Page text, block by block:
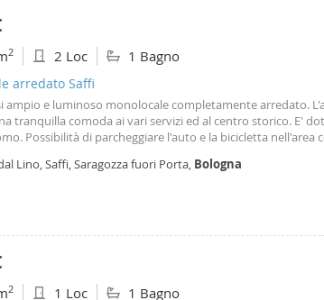
2 2 Loc 1 Bagno
arredato Saffi
ampio e luminoso monolocale completamente arredato.
tranquilla comoda ai vari servizi ed al centro storico. E'
Possibilità di parcheggiare l'auto e la bicicletta nell'area
Lino, Saffi, Saragozza fuori Porta, Bologna
2 1 Loc 1 Bagno